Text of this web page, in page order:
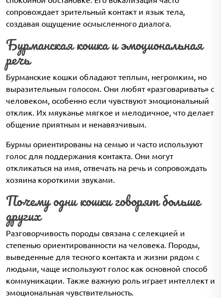
сопровождает зрительный контакт и язык тела,
создавая ощущение осмысленного диалога.
Бурманская кошка и эмоциональная
речь
Бурманские кошки обладают теплым, негромким, но
выразительным голосом. Они любят «разговаривать» с
человеком, особенно если чувствуют эмоциональный
отклик. Их мяуканье мягкое и мелодичное, что делает
общение приятным и ненавязчивым.
Бурмы ориентированы на семью и часто используют
голос для поддержания контакта. Они могут
откликаться на имя, отвечать на речь и сопровождать
хозяина короткими звуками.
Почему одни кошки говорят больше
других
Разговорчивость породы связана с селекцией и
степенью ориентированности на человека. Породы,
выведенные для тесного контакта и жизни рядом с
людьми, чаще используют голос как основной способ
коммуникации. Также важную роль играет интеллект и
эмоциональная чувствительность.